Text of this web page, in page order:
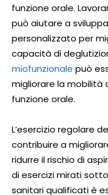
funzione orale.
può aiutare a
personalizzato per
capacità di
miofunzionale può
migliorare la mobilità
funzione orale.
L’esercizio regolare
contribuire a
ridurre il rischio di
di esercizi mirati
sanitari qualificati è